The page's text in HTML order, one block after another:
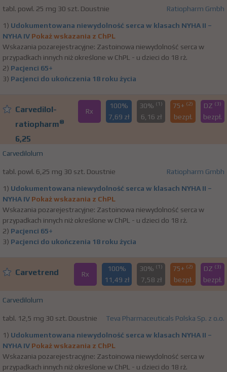
tabl. powl. 25 mg 30 szt. Doustnie Ratiopharm Gmbh
1) Udokumentowana niewydolność serca w klasach NYHA II –
NYHA IV Pokaż wskazania z ChPL
Wskazania pozarejestracyjne: Zastoinowa niewydolność serca w
przypadkach innych niż określone w ChPL - u dzieci do 18 rż.
2) Pacjenci 65+
3) Pacjenci do ukończenia 18 roku życia
Carvedilol-
ratiopharm®
6,25
Rx
100%
7,69 zł
30% (1)
6,16 zł
75+ (2)
bezpł.
DZ (3)
bezpł.
Carvedilolum
tabl. powl. 6,25 mg 30 szt. Doustnie Ratiopharm Gmbh
1) Udokumentowana niewydolność serca w klasach NYHA II –
NYHA IV Pokaż wskazania z ChPL
Wskazania pozarejestracyjne: Zastoinowa niewydolność serca w
przypadkach innych niż określone w ChPL - u dzieci do 18 rż.
2) Pacjenci 65+
3) Pacjenci do ukończenia 18 roku życia
Carvetrend Rx
100%
11,49 zł
30% (1)
7,58 zł
75+ (2)
bezpł.
DZ (3)
bezpł.
Carvedilolum
tabl. 12,5 mg 30 szt. Doustnie Teva Pharmaceuticals Polska Sp. z o.o.
1) Udokumentowana niewydolność serca w klasach NYHA II –
NYHA IV Pokaż wskazania z ChPL
Wskazania pozarejestracyjne: Zastoinowa niewydolność serca w
przypadkach innych niż określone w ChPL - u dzieci do 18 rż.